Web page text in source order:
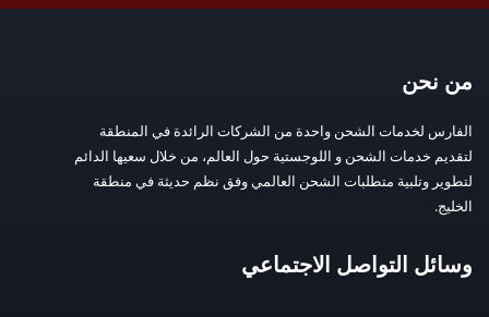
من نحن
الفارس لخدمات الشحن واحدة من الشركات الرائدة في المنطقة
لتقديم خدمات الشحن و اللوجستية حول العالم، من خلال سعيها الدائم
لتطوير وتلبية متطلبات الشحن العالمي وفق نظم حديثة في منطقة
الخليج.
وسائل التواصل الاجتماعي